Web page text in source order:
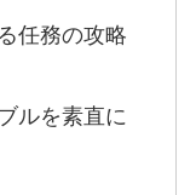
任務の攻略
ルを素直に